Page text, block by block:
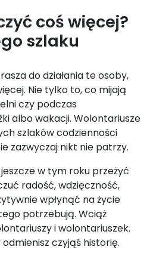
coś więcej?
szlaku
do działania te osoby,
Nie tylko to, co mijają
czy podczas
albo wakacji. Wolontariusze
szlaków codzienności
zazwyczaj nikt nie patrzy.
w tym roku przeżyć
radość, wdzięczność,
wpłynąć na życie
potrzebują. Wciąż
i wolontariuszek.
czyjąś historię.